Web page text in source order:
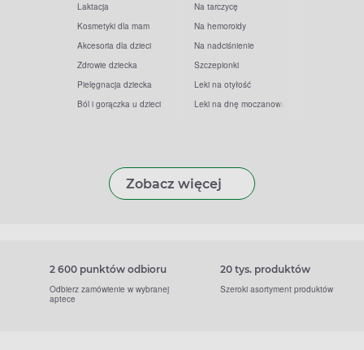
Laktacja
Kosmetyki dla mam
Akcesoria dla dzieci
Zdrowie dziecka
Pielęgnacja dziecka
Ból i gorączka u dzieci
Na tarczycę
Na hemoroidy
Na nadciśnienie
Szczepionki
Leki na otyłość
Leki na dnę moczanową
Zobacz więcej
2 600 punktów odbioru
Odbierz zamówienie w wybranej
aptece
20 tys. produktów
Szeroki asortyment produktów